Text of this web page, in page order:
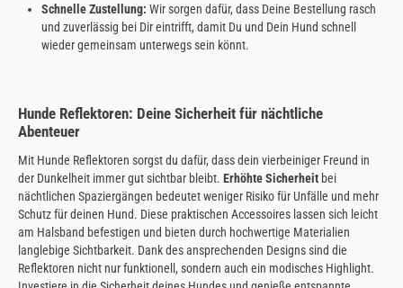
Schnelle Zustellung: Wir sorgen dafür, dass Deine Bestellung rasch
und zuverlässig bei Dir eintrifft, damit Du und Dein Hund schnell
wieder gemeinsam unterwegs sein könnt.
Hunde Reflektoren: Deine Sicherheit für nächtliche
Abenteuer
Mit Hunde Reflektoren sorgst du dafür, dass dein vierbeiniger Freund in
der Dunkelheit immer gut sichtbar bleibt. Erhöhte Sicherheit bei
nächtlichen Spaziergängen bedeutet weniger Risiko für Unfälle und mehr
Schutz für deinen Hund. Diese praktischen Accessoires lassen sich leicht
am Halsband befestigen und bieten durch hochwertige Materialien
langlebige Sichtbarkeit. Dank des ansprechenden Designs sind die
Reflektoren nicht nur funktionell, sondern auch ein modisches Highlight.